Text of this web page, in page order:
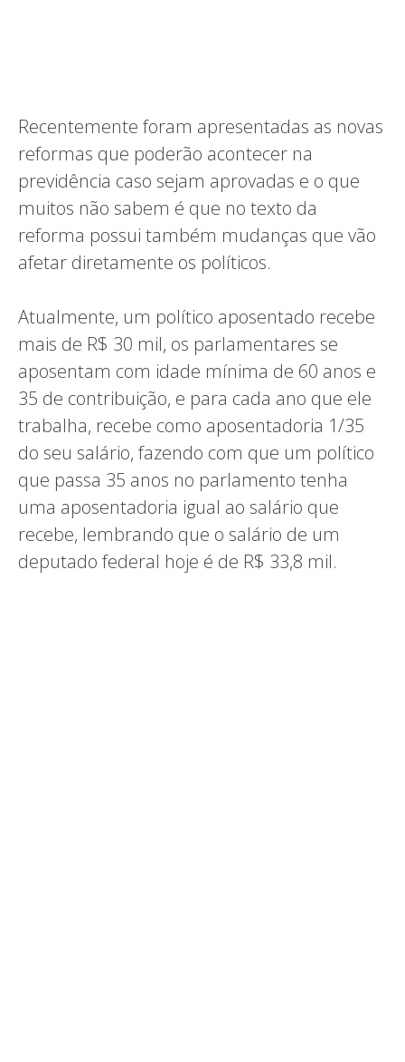
Recentemente foram apresentadas as novas
reformas que poderão acontecer na
previdência caso sejam aprovadas e o que
muitos não sabem é que no texto da
reforma possui também mudanças que vão
afetar diretamente os políticos.
Atualmente, um político aposentado recebe
mais de R$ 30 mil, os parlamentares se
aposentam com idade mínima de 60 anos e
35 de contribuição, e para cada ano que ele
trabalha, recebe como aposentadoria 1/35
do seu salário, fazendo com que um político
que passa 35 anos no parlamento tenha
uma aposentadoria igual ao salário que
recebe, lembrando que o salário de um
deputado federal hoje é de R$ 33,8 mil.